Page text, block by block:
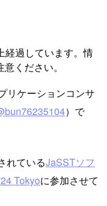
経過しています。情
ください。
リケーションコンサ
）で
れているJaSSTソフ
Tokyoに参加させて